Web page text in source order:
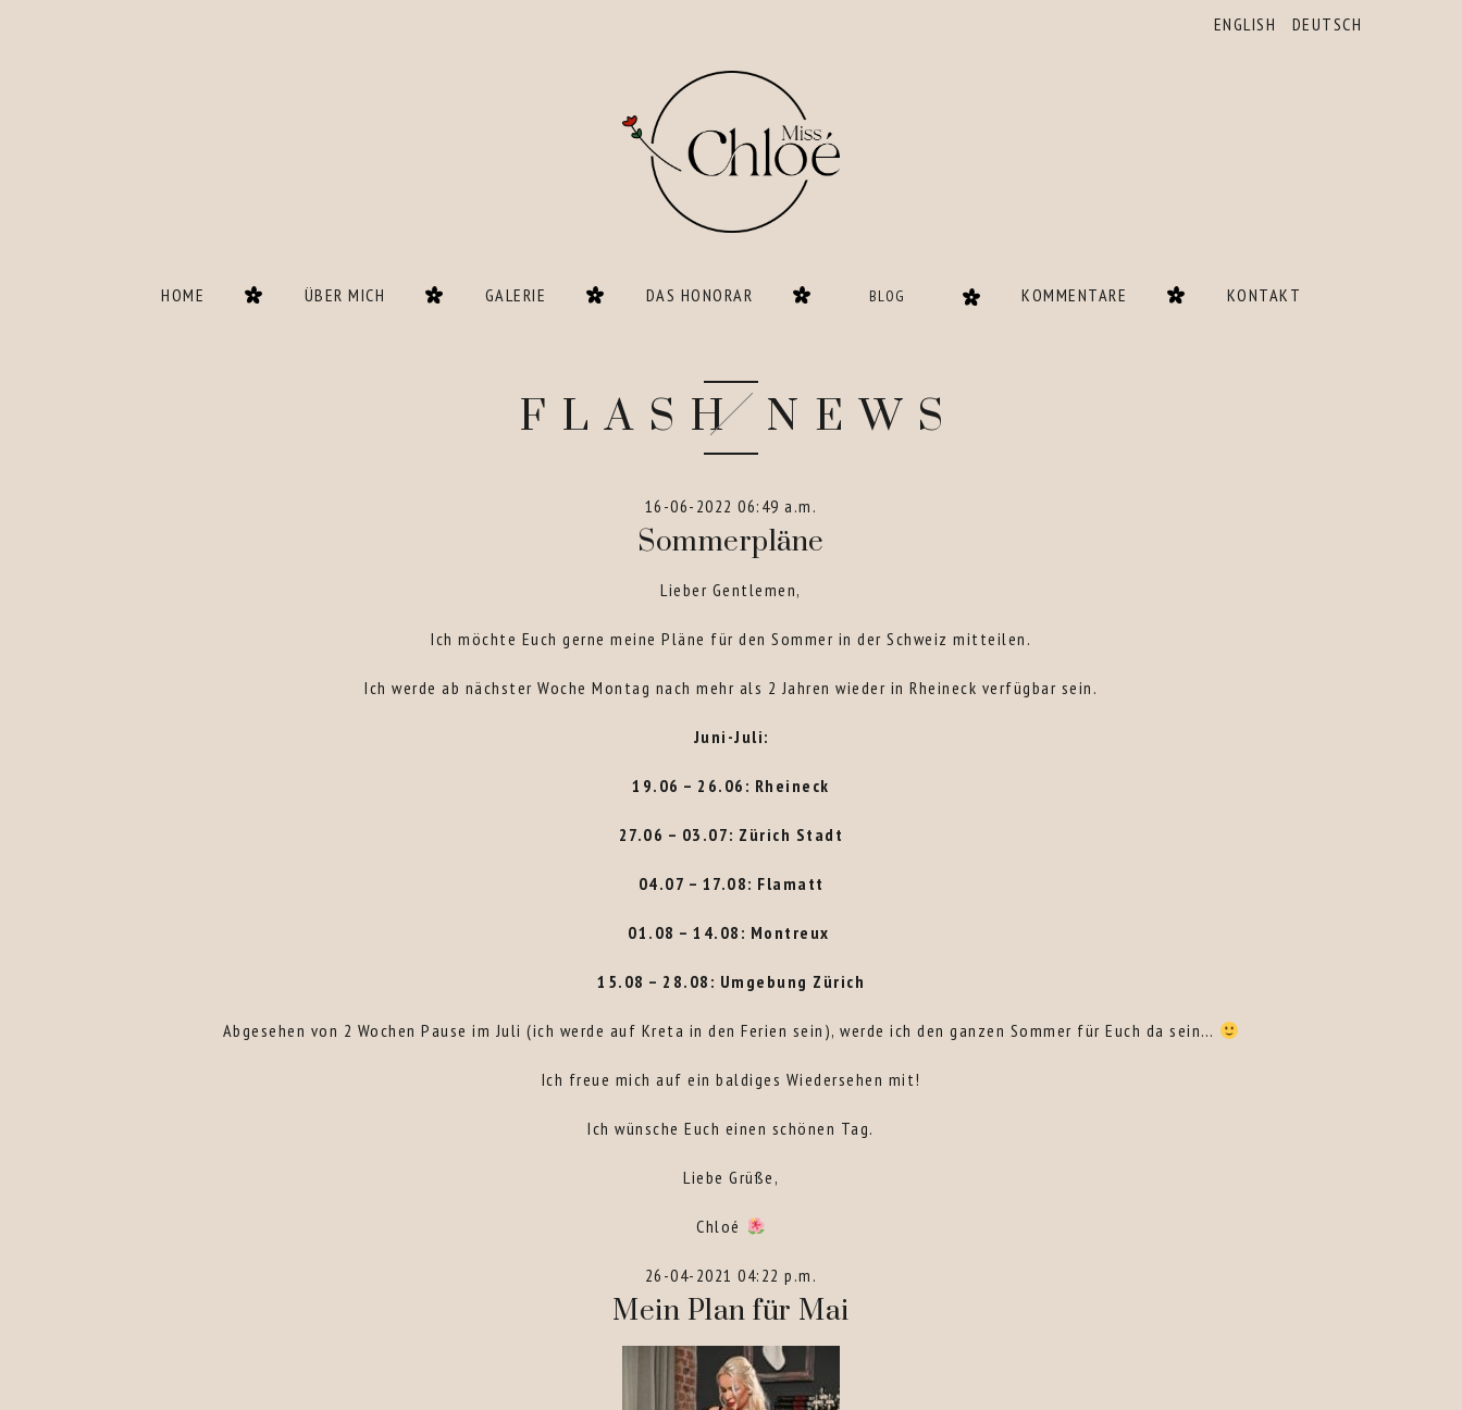
ENGLISH DEUTSCH
HOME ÜBER MICH GALERIE DAS HONORAR BLOG KOMMENTARE KONTAKT
FLASH NEWS
16-06-2022 06:49 a.m.
Sommerpläne
Lieber Gentlemen,
Ich möchte Euch gerne meine Pläne für den Sommer in der Schweiz mitteilen.
Ich werde ab nächster Woche Montag nach mehr als 2 Jahren wieder in Rheineck verfügbar sein.
Juni-Juli:
19.06 – 26.06: Rheineck
27.06 – 03.07: Zürich Stadt
04.07 – 17.08: Flamatt
01.08 – 14.08: Montreux
15.08 – 28.08: Umgebung Zürich
Abgesehen von 2 Wochen Pause im Juli (ich werde auf Kreta in den Ferien sein), werde ich den ganzen Sommer für Euch da sein…
Ich freue mich auf ein baldiges Wiedersehen mit!
Ich wünsche Euch einen schönen Tag.
Liebe Grüße,
Chloé
26-04-2021 04:22 p.m.
Mein Plan für Mai